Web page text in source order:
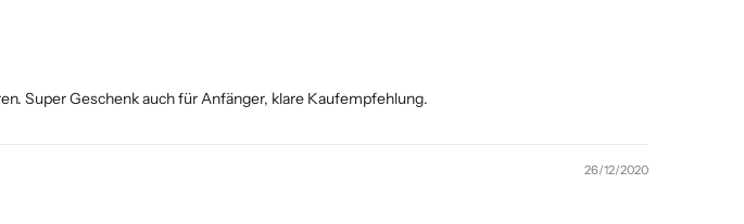
Super Geschenk auch für Anfänger, klare Kaufempfehlung.
26/12/2020